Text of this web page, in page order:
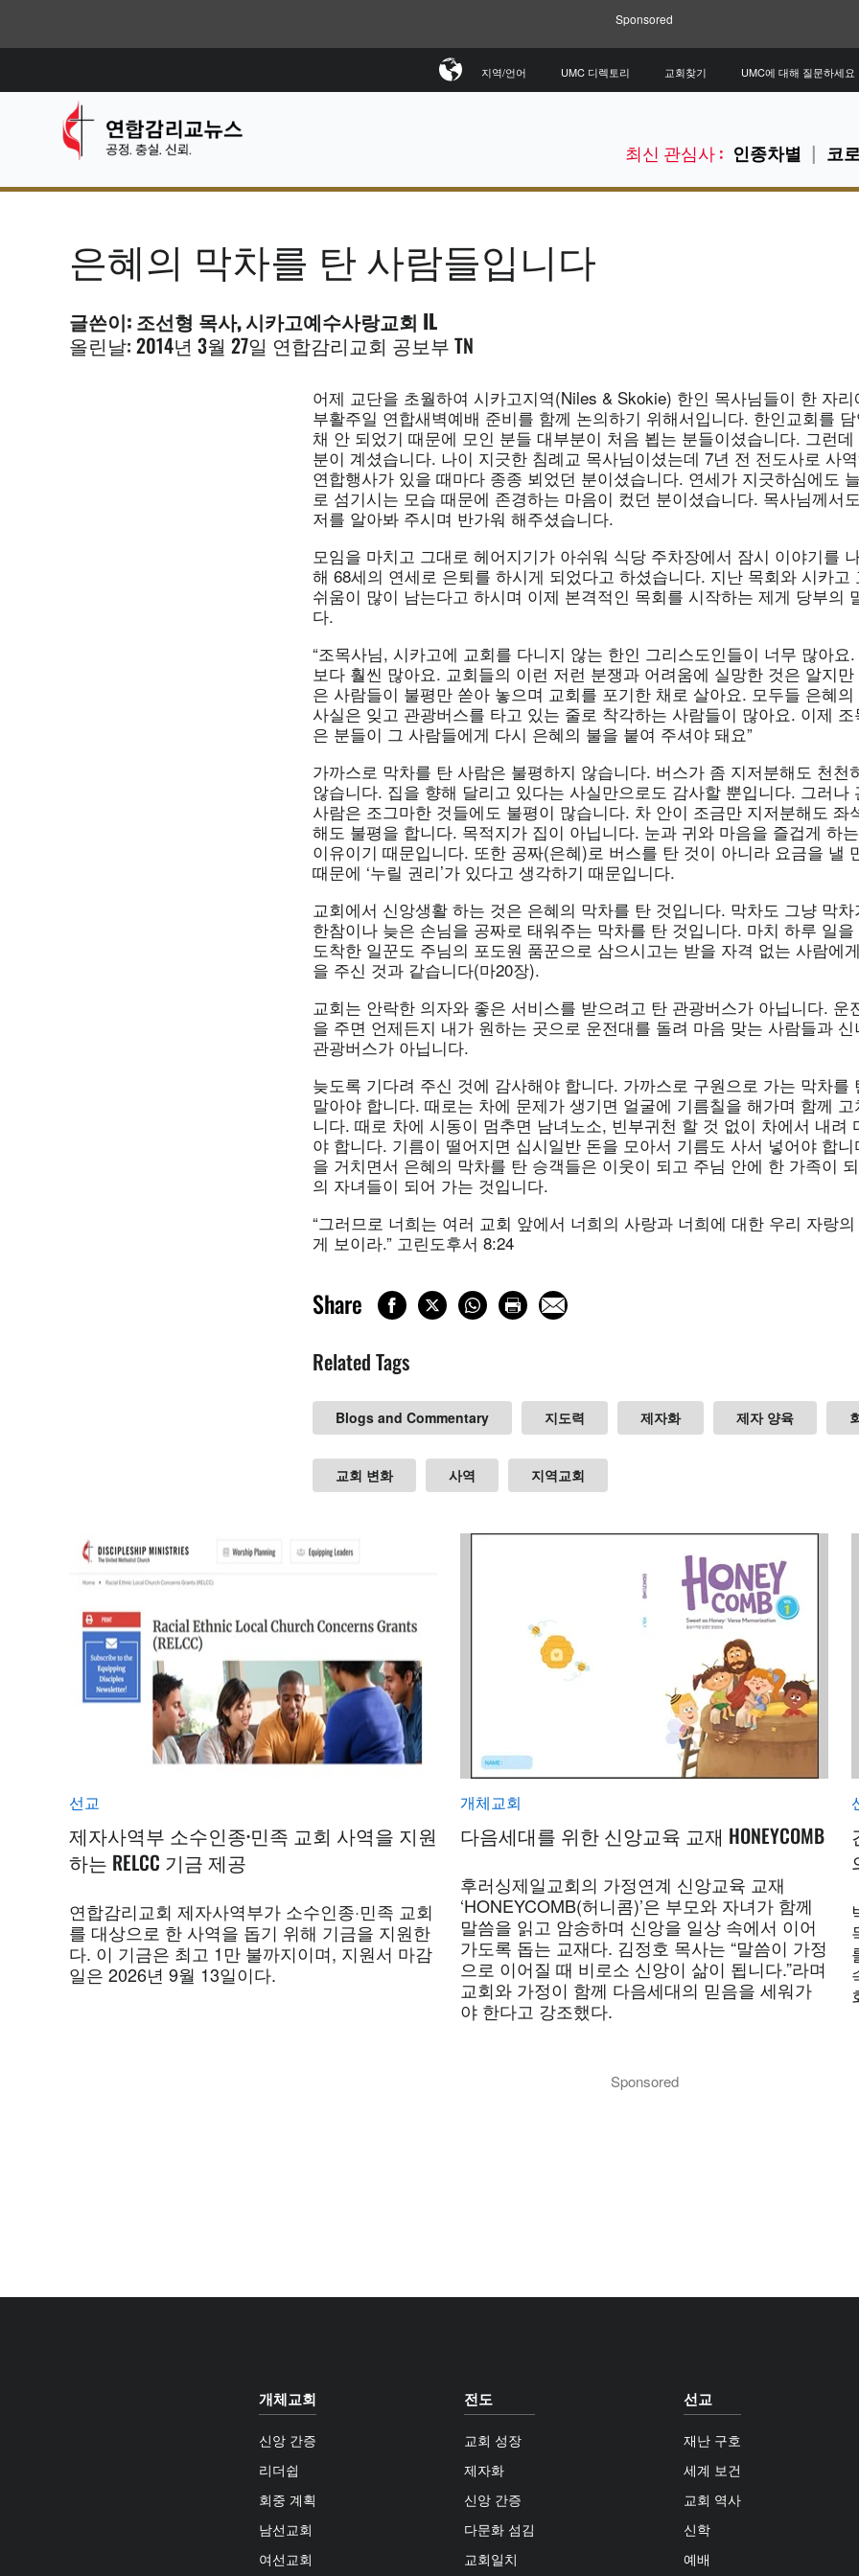
Sponsored
최신 관심사 : 인종차별 코
지역/언어 UMC 디렉토리 교회찾기 UMC에 대해 질문하세요
은혜의 막차를 탄 사람들입니다
글쓴이: 조선형 목사, 시카고예수사랑교회 IL
올린날: 2014년 3월 27일 연합감리교회 공보부 TN
어제 교단을 초월하여 시카고지역(Niles & Skokie) 한인 목사님들이 한 자
부활주일 연합새벽예배 준비를 함께 논의하기 위해서입니다. 한인교회를
채 안 되었기 때문에 모인 분들 대부분이 처음 뵙는 분들이셨습니다. 그런
분이 계셨습니다. 나이 지긋한 침례교 목사님이셨는데 7년 전 전도사로 사
연합행사가 있을 때마다 종종 뵈었던 분이셨습니다. 연세가 지긋하심에도
로 섬기시는 모습 때문에 존경하는 마음이 컸던 분이셨습니다. 목사님께서
저를 알아봐 주시며 반가워 해주셨습니다.
모임을 마치고 그대로 헤어지기가 아쉬워 식당 주차장에서 잠시 이야기를
해 68세의 연세로 은퇴를 하시게 되었다고 하셨습니다. 지난 목회와 시카고
쉬움이 많이 남는다고 하시며 이제 본격적인 목회를 시작하는 제게 당부의
다.
“조목사님, 시카고에 교회를 다니지 않는 한인 그리스도인들이 너무 많아요
보다 훨씬 많아요. 교회들의 이런 저런 분쟁과 어려움에 실망한 것은 알지
은 사람들이 불평만 쏟아 놓으며 교회를 포기한 채로 살아요. 모두들 은혜
사실은 잊고 관광버스를 타고 있는 줄로 착각하는 사람들이 많아요. 이제
은 분들이 그 사람들에게 다시 은혜의 불을 붙여 주셔야 돼요”
가까스로 막차를 탄 사람은 불평하지 않습니다. 버스가 좀 지저분해도 천천
않습니다. 집을 향해 달리고 있다는 사실만으로도 감사할 뿐입니다. 그러나
사람은 조그마한 것들에도 불평이 많습니다. 차 안이 조금만 지저분해도 좌
해도 불평을 합니다. 목적지가 집이 아닙니다. 눈과 귀와 마음을 즐겁게 하
이유이기 때문입니다. 또한 공짜(은혜)로 버스를 탄 것이 아니라 요금을 낼
때문에 ‘누릴 권리’가 있다고 생각하기 때문입니다.
교회에서 신앙생활 하는 것은 은혜의 막차를 탄 것입니다. 막차도 그냥 막
한참이나 늦은 손님을 공짜로 태워주는 막차를 탄 것입니다. 마치 하루 일
도착한 일꾼도 주님의 포도원 품꾼으로 삼으시고는 받을 자격 없는 사람에
을 주신 것과 같습니다(마20장).
교회는 안락한 의자와 좋은 서비스를 받으려고 탄 관광버스가 아닙니다. 운
을 주면 언제든지 내가 원하는 곳으로 운전대를 돌려 마음 맞는 사람들과
관광버스가 아닙니다.
늦도록 기다려 주신 것에 감사해야 합니다. 가까스로 구원으로 가는 막차를
말아야 합니다. 때로는 차에 문제가 생기면 얼굴에 기름칠을 해가며 함께
니다. 때로 차에 시동이 멈추면 남녀노소, 빈부귀천 할 것 없이 차에서 내려
야 합니다. 기름이 떨어지면 십시일반 돈을 모아서 기름도 사서 넣어야 합
을 거치면서 은혜의 막차를 탄 승객들은 이웃이 되고 주님 안에 한 가족이
의 자녀들이 되어 가는 것입니다.
“그러므로 너희는 여러 교회 앞에서 너희의 사랑과 너희에 대한 우리 자랑
게 보이라.” 고린도후서 8:24
Share
Related Tags
Blogs and Commentary 지도력 제자화 제자 양육
교회 변화 사역 지역교회
선교
제자사역부 소수인종·민족 교회 사역을 지원
하는 RELCC 기금 제공
연합감리교회 제자사역부가 소수인종·민족 교회
를 대상으로 한 사역을 돕기 위해 기금을 지원한
다. 이 기금은 최고 1만 불까지이며, 지원서 마감
일은 2026년 9월 13일이다.
개체교회
다음세대를 위한 신앙교육 교재 HONEYCOMB
후러싱제일교회의 가정연계 신앙교육 교재
‘HONEYCOMB(허니콤)’은 부모와 자녀가 함께
말씀을 읽고 암송하며 신앙을 일상 속에서 이어
가도록 돕는 교재다. 김정호 목사는 “말씀이 가정
으로 이어질 때 비로소 신앙이 삶이 됩니다.”라며
교회와 가정이 함께 다음세대의 믿음을 세워가
야 한다고 강조했다.
Sponsored
개체교회
신앙 간증
리더쉽
회중 계획
남선교회
여선교회
전도
교회 성장
제자화
신앙 간증
다문화 섬김
교회일치
선교
재난 구호
세계 보건
교회 역사
신학
예배